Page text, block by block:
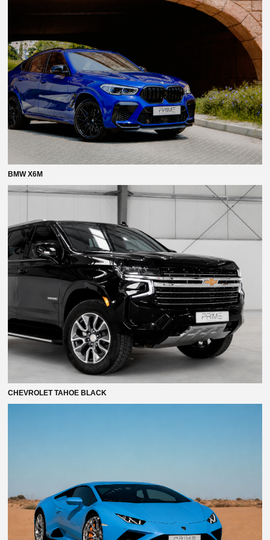
BMW X6M
CHEVROLET TAHOE BLACK
Я согласен сполитикой конфиденциальности
отправить
Дубаи Интернешнл Эйрпорт,
Дейра, эмират Дубай
АДРЕС
Автопарк
Как проходит аренда
Частые вопросы
Контакты